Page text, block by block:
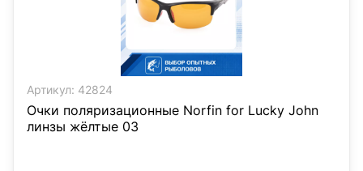
Артикул: 42824
Очки поляризационные Norfin for Lucky John
линзы жёлтые 03